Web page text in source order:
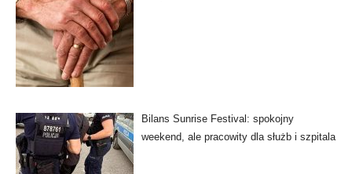
Bilans Sunrise Festival: spokojny
weekend, ale pracowity dla służb i szpitala